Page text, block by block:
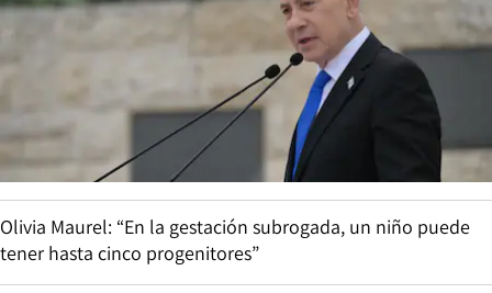
Olivia Maurel: “En la gestación subrogada, un niño puede
tener hasta cinco progenitores”